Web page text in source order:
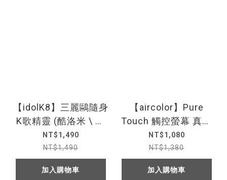
【idolK8】三麗鷗隨身
K歌精靈 (酷洛米 \ 大
耳狗)
NT$1,490
NT$1,490
加入購物車
【aircolor】Pure
Touch 觸控螢幕 真無
線藍牙耳機
NT$1,080
NT$1,380
加入購物車